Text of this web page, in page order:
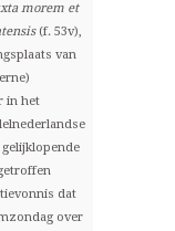
morem et
(f. 53v),
van
in het
dat
over